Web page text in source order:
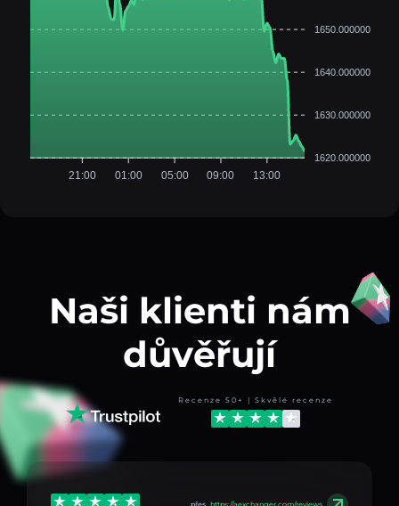
1650.000000
1640.000000
1630.000000
1620.000000
21:00 01:00 05:00 09:00 13:00
Naši klienti nám
důvěřují
Recenze 50+ | Skvělé recenze
přes https://aexchanger.com/reviews